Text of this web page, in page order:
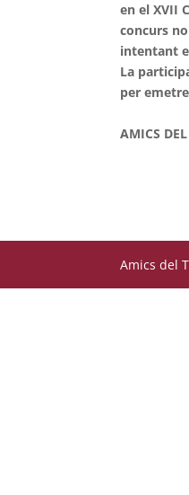
en el XVII
concurs
intentant
La
per
AMICS
Amics del